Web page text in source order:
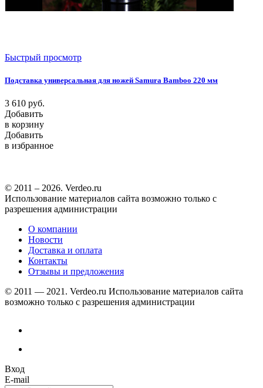
Быстрый просмотр
Подставка универсальная для ножей Samura Bamboo 220 мм
3 610 руб.
Добавить
в корзину
Добавить
в избранное
© 2011 – 2026. Verdeo.ru
Использование материалов сайта возможно только с
разрешения администрации
О компании
Новости
Доставка и оплата
Контакты
Отзывы и предложения
© 2011 — 2021. Verdeo.ru Использование материалов сайта
возможно только с разрешения администрации
Вход
E-mail